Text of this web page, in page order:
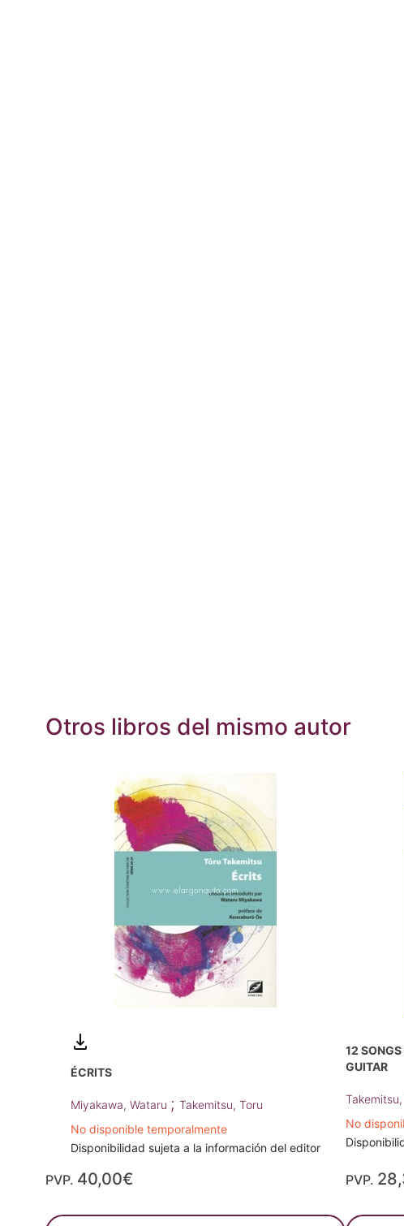
Otros libros del mismo autor
ÉCRITS
Miyakawa, Wataru ; Takemitsu, Toru
No disponible temporalmente
Disponibilidad sujeta a la información del editor
PVP. 40,00€
12
GUITAR
No
PVP.